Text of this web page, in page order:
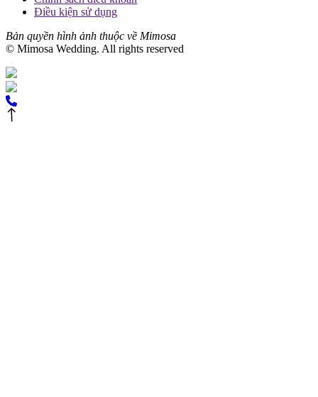
Điều kiện sử dụng
Bản quyền hình ảnh thuộc về Mimosa
© Mimosa Wedding. All rights reserved